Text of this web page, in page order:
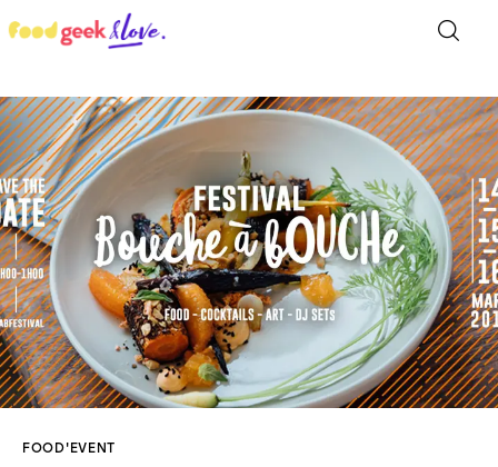
Food’News
Food’Com
Food’Art
Food’Event
Food’Life
FOOD'EVENT